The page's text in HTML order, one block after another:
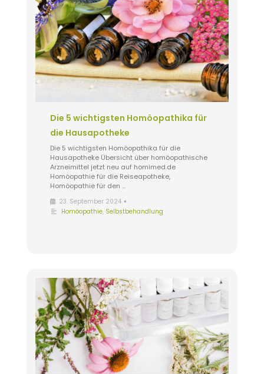
Die 5 wichtigsten Homöopathika für
die Hausapotheke
Die 5 wichtigsten Homöopathika für die
Hausapotheke Übersicht über homöopathische
Arzneimittel jetzt neu auf homimed.de
Homöopathie für die Reiseapotheke,
Homöopathie für den …
23. September 2024 •
Homöopathie, Selbstbehandlung